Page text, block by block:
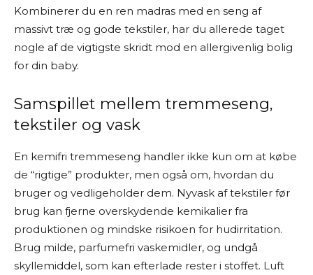
Kombinerer du en ren madras med en seng af
massivt træ og gode tekstiler, har du allerede taget
nogle af de vigtigste skridt mod en allergivenlig bolig
for din baby.
Samspillet mellem tremmeseng,
tekstiler og vask
En kemifri tremmeseng handler ikke kun om at købe
de “rigtige” produkter, men også om, hvordan du
bruger og vedligeholder dem. Nyvask af tekstiler før
brug kan fjerne overskydende kemikalier fra
produktionen og mindske risikoen for hudirritation.
Brug milde, parfumefri vaskemidler, og undgå
skyllemiddel, som kan efterlade rester i stoffet. Luft